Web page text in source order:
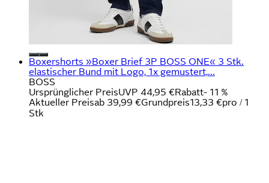
Boxershorts »Boxer Brief 3P BOSS ONE« 3 Stk.
elastischer Bund mit Logo, 1x gemustert,...
BOSS
Ursprünglicher PreisUVP 44,95 €Rabatt- 11 %
Aktueller Preisab 39,99 €Grundpreis13,33 €pro / 1
Stk